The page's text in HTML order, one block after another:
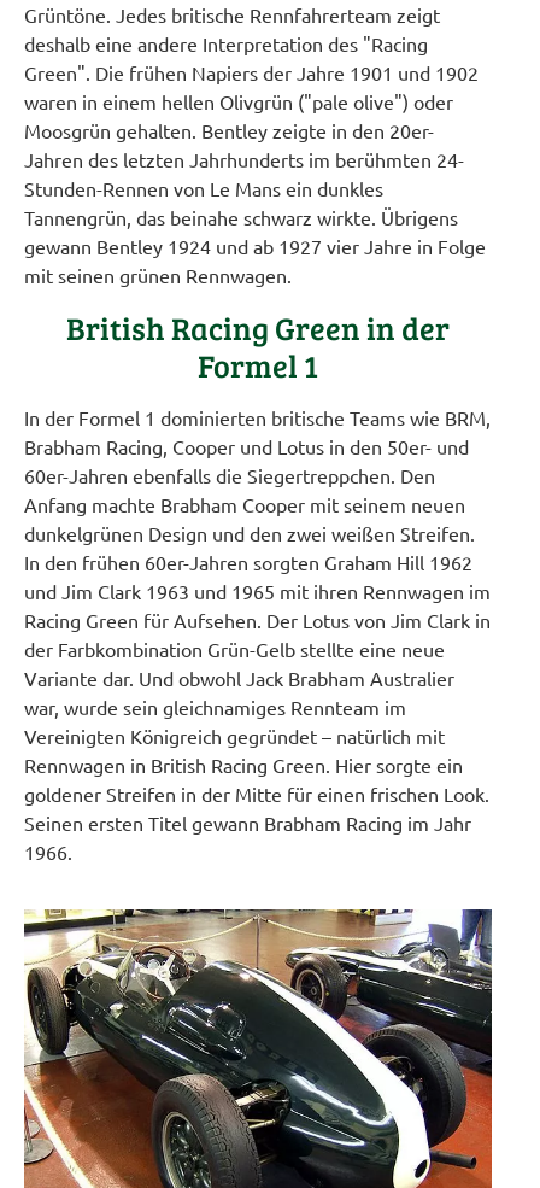
Grüntöne. Jedes britische Rennfahrerteam zeigt
deshalb eine andere Interpretation des "Racing
Green". Die frühen Napiers der Jahre 1901 und 1902
waren in einem hellen Olivgrün ("pale olive") oder
Moosgrün gehalten. Bentley zeigte in den 20er-
Jahren des letzten Jahrhunderts im berühmten 24-
Stunden-Rennen von Le Mans ein dunkles
Tannengrün, das beinahe schwarz wirkte. Übrigens
gewann Bentley 1924 und ab 1927 vier Jahre in Folge
mit seinen grünen Rennwagen.
British Racing Green in der
Formel 1
In der Formel 1 dominierten britische Teams wie BRM,
Brabham Racing, Cooper und Lotus in den 50er- und
60er-Jahren ebenfalls die Siegertreppchen. Den
Anfang machte Brabham Cooper mit seinem neuen
dunkelgrünen Design und den zwei weißen Streifen.
In den frühen 60er-Jahren sorgten Graham Hill 1962
und Jim Clark 1963 und 1965 mit ihren Rennwagen im
Racing Green für Aufsehen. Der Lotus von Jim Clark in
der Farbkombination Grün-Gelb stellte eine neue
Variante dar. Und obwohl Jack Brabham Australier
war, wurde sein gleichnamiges Rennteam im
Vereinigten Königreich gegründet – natürlich mit
Rennwagen in British Racing Green. Hier sorgte ein
goldener Streifen in der Mitte für einen frischen Look.
Seinen ersten Titel gewann Brabham Racing im Jahr
1966.